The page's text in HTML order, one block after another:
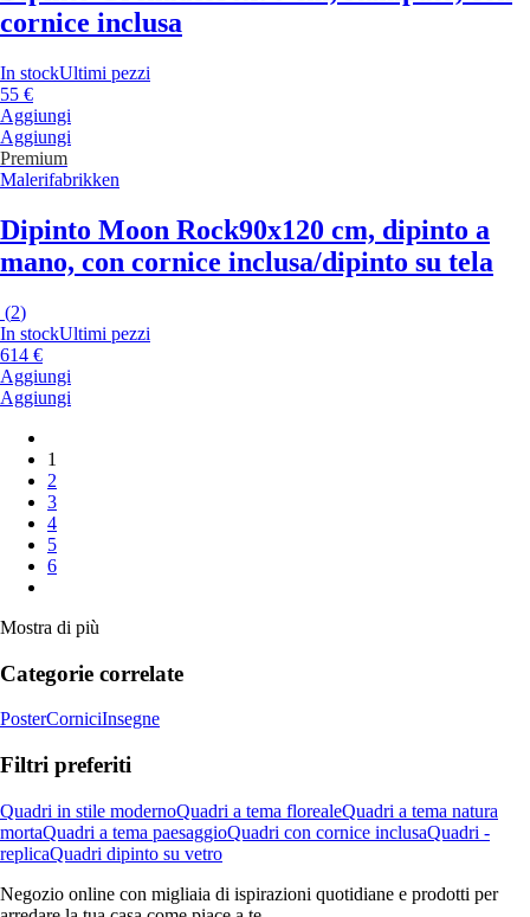
cornice inclusa
In stockUltimi pezzi
55 €
Aggiungi
Aggiungi
Premium
Malerifabrikken
Dipinto Moon Rock90x120 cm, dipinto a
mano, con cornice inclusa/dipinto su tela
(2)
In stockUltimi pezzi
614 €
Aggiungi
Aggiungi
1
2
3
4
5
6
Mostra di più
Categorie correlate
PosterCorniciInsegne
Filtri preferiti
Quadri in stile modernoQuadri a tema florealeQuadri a tema natura
mortaQuadri a tema paesaggioQuadri con cornice inclusaQuadri -
replicaQuadri dipinto su vetro
Negozio online con migliaia di ispirazioni quotidiane e prodotti per